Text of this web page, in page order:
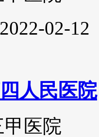
02-12
人民医院
甲医院